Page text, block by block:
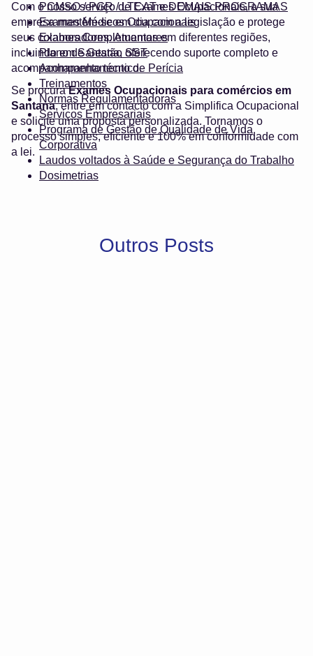
PCMSO / PGR / LTCAT e DEMAIS PROGRAMAS
Exames Médicos Ocupacionais
Exames Complementares
Plano de Gestão SST
Acompanhamento de Perícia
Treinamentos
Normas Regulamentadoras
Serviços Empresariais
Programa de Gestão de Qualidade de Vida
Corporativa
Laudos voltados à Saúde e Segurança do Trabalho
Dosimetrias
Com o nosso serviço de Exames Ocupacionais, a sua
empresa mantém-se em dia com a legislação e protege
seus colaboradores. Atuamos em diferentes regiões,
incluindo em Santana, oferecendo suporte completo e
acompanhamento técnico.
Se procuraExames Ocupacionais para comércios em
Santana, entre em contacto com a Simplifica Ocupacional
e solicite uma proposta personalizada. Tornamos o
processo simples, eficiente e 100% em conformidade com
a lei.
Outros Posts